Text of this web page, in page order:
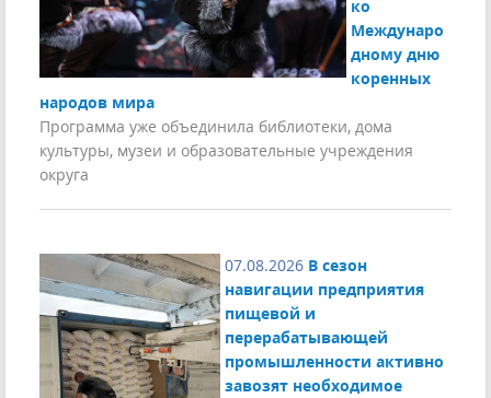
ко
Междунаро
дному дню
коренных
народов мира
Программа уже объединила библиотеки, дома
культуры, музеи и образовательные учреждения
округа
07.08.2026 В сезон
навигации предприятия
пищевой и
перерабатывающей
промышленности активно
завозят необходимое